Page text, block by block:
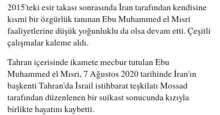
2015'teki esir takası sonrasında İran tarafından kendisine
kısmi bir özgürlük tanınan Ebu Muhammed el Mısri
faaliyetlerine düşük yoğunluklu da olsa devam etti. Çeşitli
çalışmalar kaleme aldı.
Tahran içerisinde ikamete mecbur tutulan Ebu
Muhammed el Mısri, 7 Ağustos 2020 tarihinde İran'ın
başkenti Tahran'da İsrail istihbarat teşkilatı Mossad
tarafından düzenlenen bir suikast sonucunda kızıyla
birlikte hayatını kaybetti.